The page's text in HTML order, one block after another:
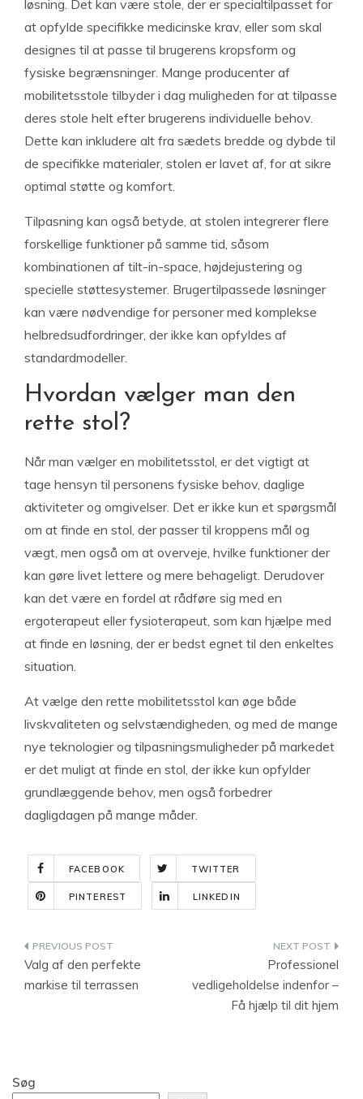
løsning. Det kan være stole, der er specialtilpasset for
at opfylde specifikke medicinske krav, eller som skal
designes til at passe til brugerens kropsform og
fysiske begrænsninger. Mange producenter af
mobilitetsstole tilbyder i dag muligheden for at tilpasse
deres stole helt efter brugerens individuelle behov.
Dette kan inkludere alt fra sædets bredde og dybde til
de specifikke materialer, stolen er lavet af, for at sikre
optimal støtte og komfort.
Tilpasning kan også betyde, at stolen integrerer flere
forskellige funktioner på samme tid, såsom
kombinationen af tilt-in-space, højdejustering og
specielle støttesystemer. Brugertilpassede løsninger
kan være nødvendige for personer med komplekse
helbredsudfordringer, der ikke kan opfyldes af
standardmodeller.
Hvordan vælger man den
rette stol?
Når man vælger en mobilitetsstol, er det vigtigt at
tage hensyn til personens fysiske behov, daglige
aktiviteter og omgivelser. Det er ikke kun et spørgsmål
om at finde en stol, der passer til kroppens mål og
vægt, men også om at overveje, hvilke funktioner der
kan gøre livet lettere og mere behageligt. Derudover
kan det være en fordel at rådføre sig med en
ergoterapeut eller fysioterapeut, som kan hjælpe med
at finde en løsning, der er bedst egnet til den enkeltes
situation.
At vælge den rette mobilitetsstol kan øge både
livskvaliteten og selvstændigheden, og med de mange
nye teknologier og tilpasningsmuligheder på markedet
er det muligt at finde en stol, der ikke kun opfylder
grundlæggende behov, men også forbedrer
dagligdagen på mange måder.
FACEBOOK TWITTER
PINTEREST LINKEDIN
Indlægsnavigation
Valg af den perfekte
markise til terrassen
Professionel
vedligeholdelse indenfor –
Få hjælp til dit hjem
Søg